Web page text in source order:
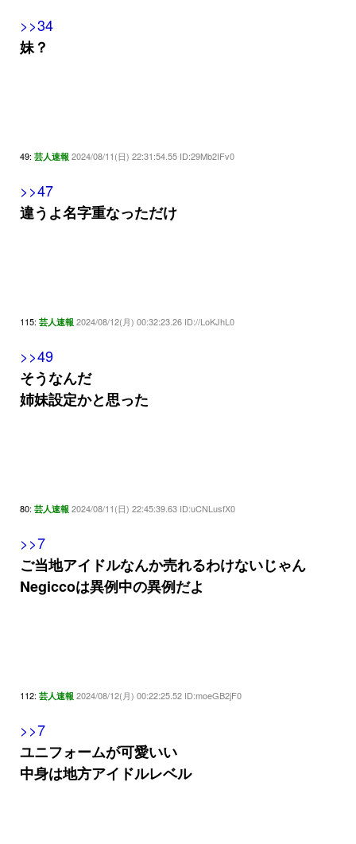
>>34
妹？
49: 芸人速報 2024/08/11(日) 22:31:54.55 ID:29Mb2IFv0
>>47
違うよ名字重なっただけ
115: 芸人速報 2024/08/12(月) 00:32:23.26 ID://LoKJhL0
>>49
そうなんだ
姉妹設定かと思った
80: 芸人速報 2024/08/11(日) 22:45:39.63 ID:uCNLusfX0
>>7
ご当地アイドルなんか売れるわけないじゃん
Negiccoは異例中の異例だよ
112: 芸人速報 2024/08/12(月) 00:22:25.52 ID:moeGB2jF0
>>7
ユニフォームが可愛いい
中身は地方アイドルレベル